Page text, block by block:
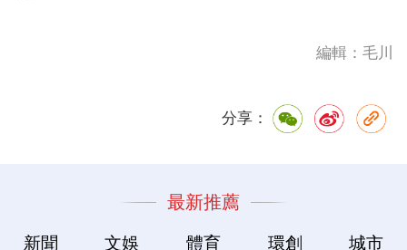
編輯：毛川
分享：
最新推薦
新聞 文娛 體育 環創 城市